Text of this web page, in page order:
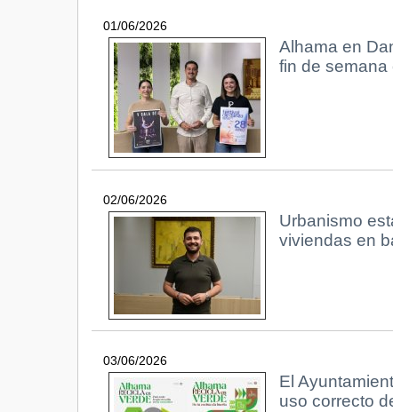
01/06/2026
Alhama en
fin de semana
02/06/2026
Urbanismo
viviendas en
03/06/2026
El
uso correcto